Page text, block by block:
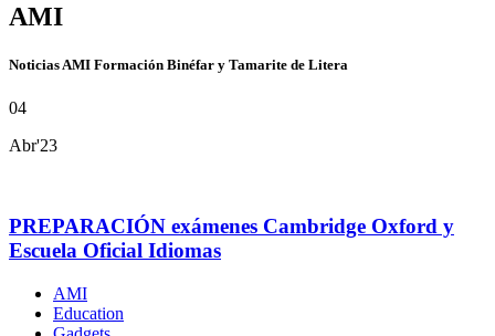
AMI
Noticias AMI Formación Binéfar y Tamarite de Litera
04
Abr'23
PREPARACIÓN exámenes Cambridge Oxford y
Escuela Oficial Idiomas
AMI
Education